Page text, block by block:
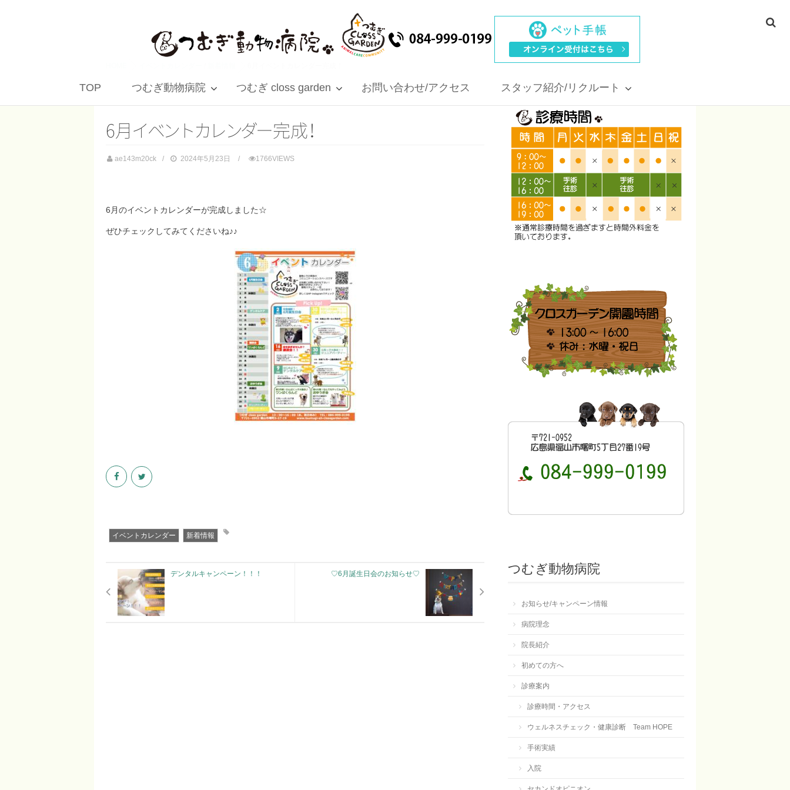
TOP つむぎ動物病院 つむぎ closs garden お問い合わせ/アクセス スタッフ紹介/リクルート
6月 イベント カ レンダー完成！
ae143m20ck 2024年5月23日 1766VIEWS
6月のイベントカレンダーが完成しました☆
ぜひチェックしてみてくださいね♪♪
イベントカレンダー 新着情報
デンタルキャンペーン！！！ ♡6月誕生日会のお知らせ♡ つむぎ動物病院
お知らせ/キャンペーン情報
病院理念
院長紹介
初めての方へ
診療案内
診療時間・アクセス
ウェルネスチェック・健康診断 Team HOPE
手術実績
入院